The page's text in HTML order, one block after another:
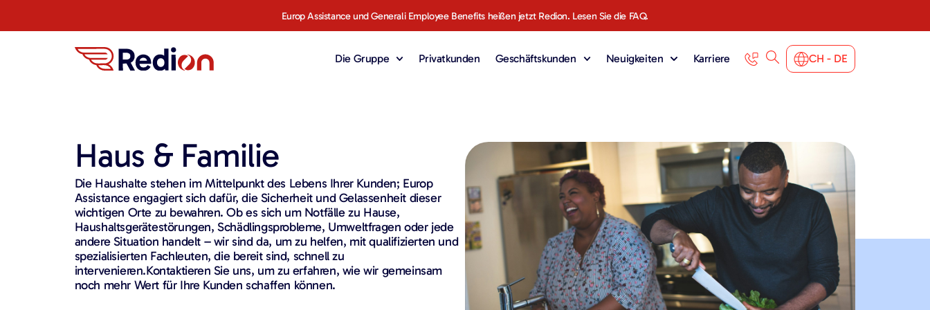
Europ Assistance und Generali Employee Benefits heißen jetzt Redion. Lesen Sie die FAQ.
Die Gruppe Privatkunden Geschäftskunden Neuigkeiten Karriere CH - DE
Haus & Familie
Die Haushalte stehen im Mittelpunkt des Lebens Ihrer Kunden; Europ
Assistance engagiert sich dafür, die Sicherheit und Gelassenheit dieser
wichtigen Orte zu bewahren. Ob es sich um Notfälle zu Hause,
Haushaltsgerätestörungen, Schädlingsprobleme, Umweltfragen oder jede
andere Situation handelt – wir sind da, um zu helfen, mit qualifizierten und
spezialisierten Fachleuten, die bereit sind, schnell zu
intervenieren.Kontaktieren Sie uns, um zu erfahren, wie wir gemeinsam
noch mehr Wert für Ihre Kunden schaffen können.